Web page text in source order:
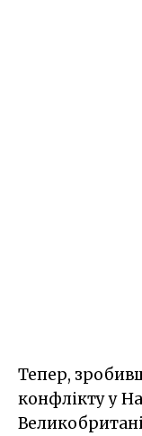
Тепер,
конфлікту у